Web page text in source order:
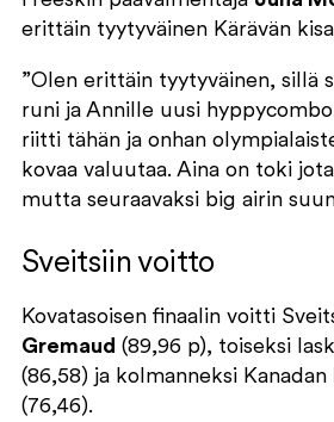
erittäin tyytyväinen Kärävän
”Olen erittäin tyytyväinen, sillä
runi ja Annille uusi
riitti tähän ja onhan
kovaa valuutaa. Aina on toki
mutta seuraavaksi big airin
Sveitsiin voitto
Kovatasoisen finaalin voitti
Gremaud (89,96 p), toiseksi
(86,58) ja kolmanneksi Kanadan
(76,46).